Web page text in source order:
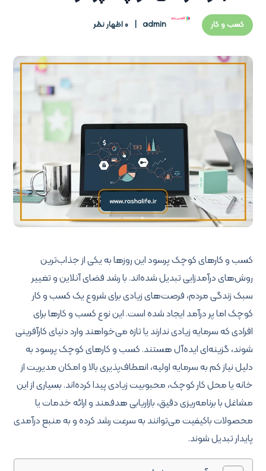
کسب و کار admin 0 اظهار نظر
کسب و کارهای کوچک پرسود این روزها به یکی از جذاب‌ترین
روش‌های درآمدزایی تبدیل شده‌اند. با رشد فضای آنلاین و تغییر
سبک زندگی مردم، فرصت‌های زیادی برای شروع یک کسب و کار
کوچک اما پر درآمد ایجاد شده است. این نوع کسب و کارها برای
افرادی که سرمایه زیادی ندارند یا تازه می‌خواهند وارد دنیای کارآفرینی
شوند، گزینه‌ای ایده‌آل هستند. کسب و کارهای کوچک پرسود به
دلیل نیاز کم به سرمایه اولیه، انعطاف‌پذیری بالا و امکان مدیریت از
خانه یا محل کار کوچک، محبوبیت زیادی پیدا کرده‌اند. بسیاری از این
مشاغل با برنامه‌ریزی دقیق، بازاریابی هدفمند و ارائه خدمات یا
محصولات باکیفیت می‌توانند به سرعت رشد کرده و به منبع درآمدی
پایدار تبدیل شوند.